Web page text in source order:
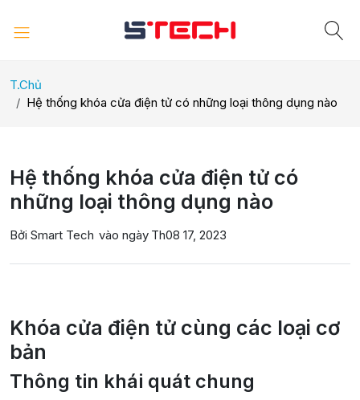
T.Chủ
Hệ thống khóa cửa điện tử có những loại thông dụng nào
Hệ thống khóa cửa điện tử có
những loại thông dụng nào
Bởi Smart Tech vào ngày Th08 17, 2023
Khóa cửa điện tử cùng các loại cơ
bản
Thông tin khái quát chung